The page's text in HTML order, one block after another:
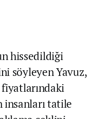
hissedildiği
söyleyen Yavuz,
fiyatlarındaki
tatile